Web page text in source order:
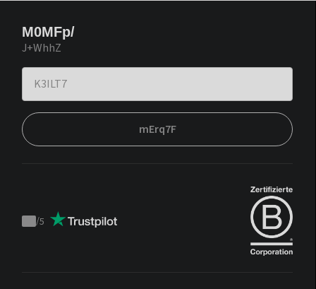
M0MFp/
J+WhhZ
mErq7F
Trustpilot
/5